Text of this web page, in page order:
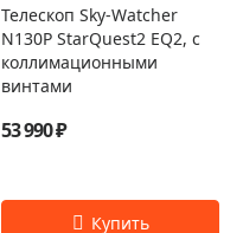
Телескоп Sky-Watcher
N130P StarQuest2 EQ2, с
коллимационными
винтами
53 990 ₽